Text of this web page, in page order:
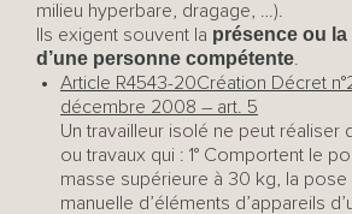
milieu hyperbare, dragage, …).
Ils exigent souvent la présence ou
d’une personne compétente
Article R4543-20Création Décret
décembre 2008 – art. 5
Un travailleur isolé ne peut réaliser
ou travaux qui : 1° Comportent le
masse supérieure à 30 kg, la
manuelle d’éléments d’appareils